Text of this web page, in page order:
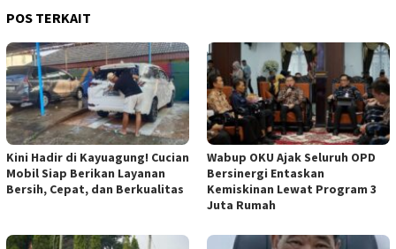
POS TERKAIT
Kini Hadir di Kayuagung! Cucian
Mobil Siap Berikan Layanan
Bersih, Cepat, dan Berkualitas
Wabup OKU Ajak Seluruh OPD
Bersinergi Entaskan
Kemiskinan Lewat Program 3
Juta Rumah